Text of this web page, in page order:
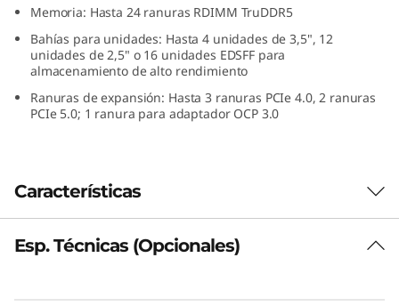
S
v
e
Memoria: Hasta 24 ranuras RDIMM TruDDR5
Bahías para unidades: Hasta 4 unidades de 3,5", 12
unidades de 2,5" o 16 unidades EDSFF para
almacenamiento de alto rendimiento
Ranuras de expansión: Hasta 3 ranuras PCIe 4.0, 2 ranuras
PCIe 5.0; 1 ranura para adaptador OCP 3.0
Características
Rendimiento sin concesiones
Esp. Técnicas (Opcionales)